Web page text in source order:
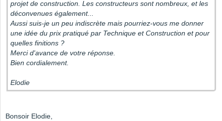
projet de construction. Les constructeurs sont nombreux, et les
déconvenues également...
Aussi suis-je un peu indiscrète mais pourriez-vous me donner
une idée du prix pratiqué par Technique et Construction et pour
quelles finitions ?
Merci d'avance de votre réponse.
Bien cordialement.
Elodie
Bonsoir Elodie,